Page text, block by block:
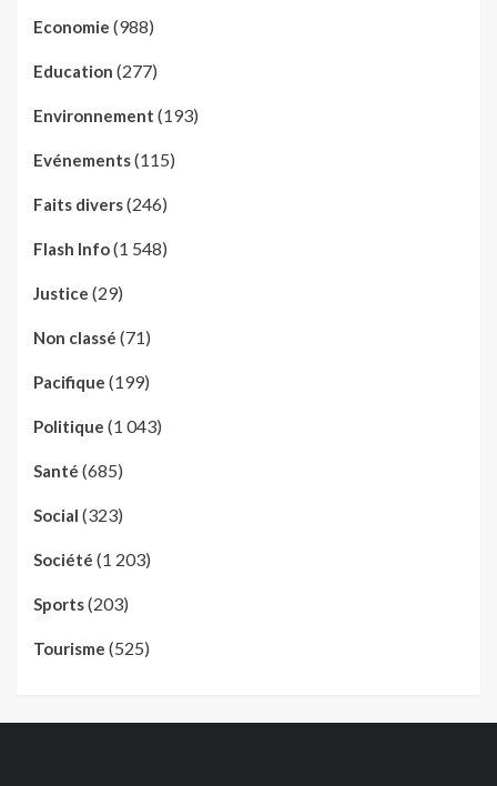
Economie (988)
Education (277)
Environnement (193)
Evénements(115)
Faits divers(246)
Flash Info(1 548)
Justice (29)
Non classé (71)
Pacifique (199)
Politique (1 043)
Santé (685)
Social (323)
Société (1 203)
Sports(203)
Tourisme (525)